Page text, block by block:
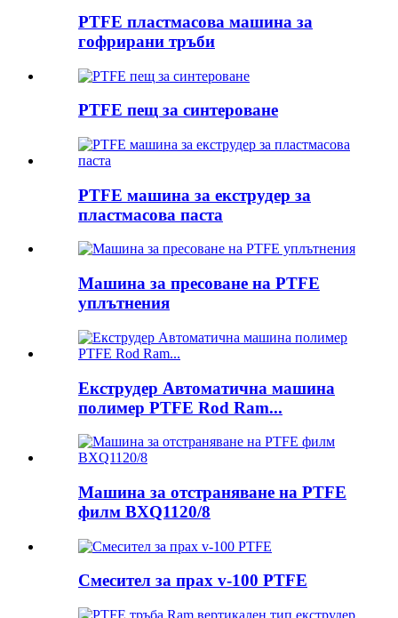
PTFE пластмасова машина за
гофрирани тръби
PTFE пещ за синтероване
PTFE машина за екструдер за
пластмасова паста
Машина за пресоване на PTFE
уплътнения
Екструдер Автоматична машина
полимер PTFE Rod Ram...
Машина за отстраняване на PTFE
филм BXQ1120/8
Смесител за прах v-100 PTFE